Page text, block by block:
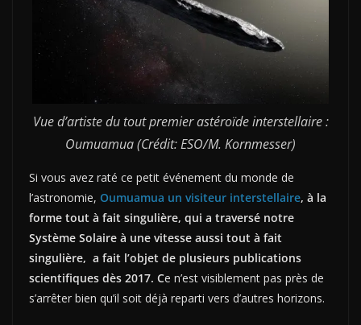
Vue d’artiste du tout premier astéroïde interstellaire :
Oumuamua (Crédit: ESO/M. Kornmesser)
Si vous avez raté ce petit événement du monde de
l’astronomie, Oumuamua un visiteur interstellaire, à la
forme tout à fait singulière, qui a traversé notre
Système Solaire à une vitesse aussi tout à fait
singulière, a fait l’objet de plusieurs publications
scientifiques dès 2017. Ce n’est visiblement pas près de
s’arrêter bien qu’il soit déjà reparti vers d’autres horizons.